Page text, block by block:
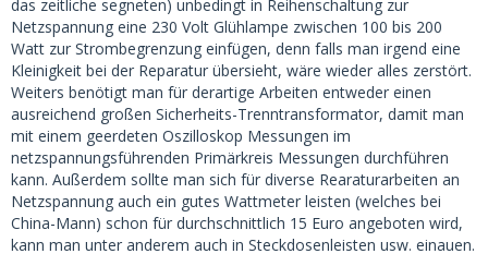
das zeitliche segneten) unbedingt in Reihenschaltung zur
Netzspannung eine 230 Volt Glühlampe zwischen 100 bis 200
Watt zur Strombegrenzung einfügen, denn falls man irgend eine
Kleinigkeit bei der Reparatur übersieht, wäre wieder alles zerstört.
Weiters benötigt man für derartige Arbeiten entweder einen
ausreichend großen Sicherheits-Trenntransformator, damit man
mit einem geerdeten Oszilloskop Messungen im
netzspannungsführenden Primärkreis Messungen durchführen
kann. Außerdem sollte man sich für diverse Rearaturarbeiten an
Netzspannung auch ein gutes Wattmeter leisten (welches bei
China-Mann) schon für durchschnittlich 15 Euro angeboten wird,
kann man unter anderem auch in Steckdosenleisten usw. einauen.